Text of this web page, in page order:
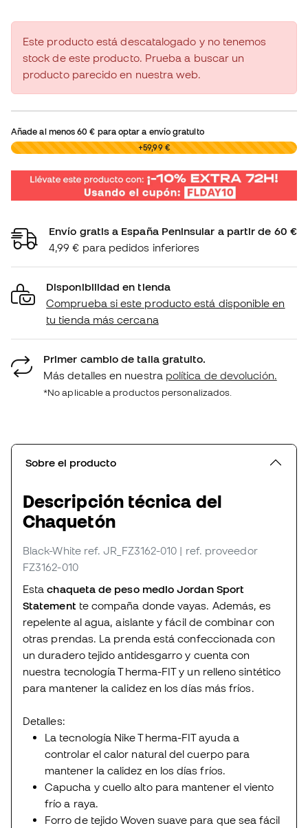
Este producto está descatalogado y no tenemos
stock de este producto. Prueba a buscar un
producto parecido en nuestra web.
Añade al menos60 € para optar a envío gratuito
0,00 € +59,99 €
Envío gratis a España Peninsular a partir de 60 €
4,99 € para pedidos inferiores
Disponibilidad en tienda
Comprueba si este producto está disponible en
tu tienda más cercana
Primer cambio de talla gratuito.
Más detalles en nuestra política de devolución.
*No aplicable a productos personalizados.
Sobre el producto
Descripción técnica del
Chaquetón
Black-White ref. JR_FZ3162-010 | ref. proveedor
FZ3162-010
Estachaqueta de peso medio Jordan Sport
Statement te compaña donde vayas. Además, es
repelente al agua, aislante y fácil de combinar con
otras prendas. La prenda está confeccionada con
un duradero tejido antidesgarro y cuenta con
nuestra tecnología Therma-FIT y un relleno sintético
para mantener la calidez en los días más fríos.
Detalles:
La tecnología Nike Therma-FIT ayuda a
controlar el calor natural del cuerpo para
mantener la calidez en los días fríos.
Capucha y cuello alto para mantener el viento
frío a raya.
Forro de tejido Woven suave para que sea fácil